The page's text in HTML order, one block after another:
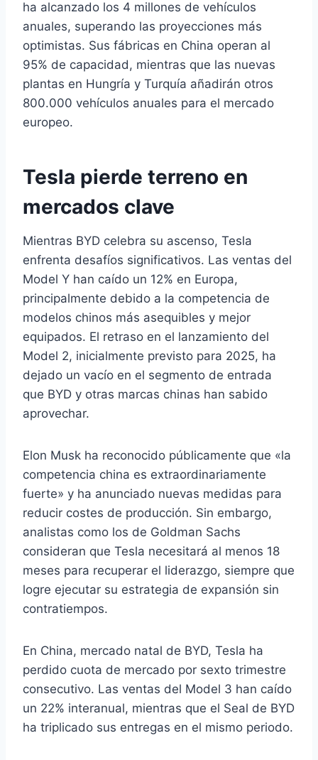
ha alcanzado los 4 millones de vehículos
anuales, superando las proyecciones más
optimistas. Sus fábricas en China operan al
95% de capacidad, mientras que las nuevas
plantas en Hungría y Turquía añadirán otros
800.000 vehículos anuales para el mercado
europeo.
Tesla pierde terreno en
mercados clave
Mientras BYD celebra su ascenso, Tesla
enfrenta desafíos significativos. Las ventas del
Model Y han caído un 12% en Europa,
principalmente debido a la competencia de
modelos chinos más asequibles y mejor
equipados. El retraso en el lanzamiento del
Model 2, inicialmente previsto para 2025, ha
dejado un vacío en el segmento de entrada
que BYD y otras marcas chinas han sabido
aprovechar.
Elon Musk ha reconocido públicamente que «la
competencia china es extraordinariamente
fuerte» y ha anunciado nuevas medidas para
reducir costes de producción. Sin embargo,
analistas como los de Goldman Sachs
consideran que Tesla necesitará al menos 18
meses para recuperar el liderazgo, siempre que
logre ejecutar su estrategia de expansión sin
contratiempos.
En China, mercado natal de BYD, Tesla ha
perdido cuota de mercado por sexto trimestre
consecutivo. Las ventas del Model 3 han caído
un 22% interanual, mientras que el Seal de BYD
ha triplicado sus entregas en el mismo periodo.